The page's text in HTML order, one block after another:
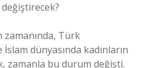
zamanında, Türk
dünyasında kadınların
zamanla bu durum değişti.